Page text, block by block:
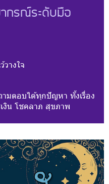
กรณ์ระดับมือ
างใจ
มตอบได้ทุกปัญหา ทั้งเรื่อง
งิน โชคลาภ สุขภาพ